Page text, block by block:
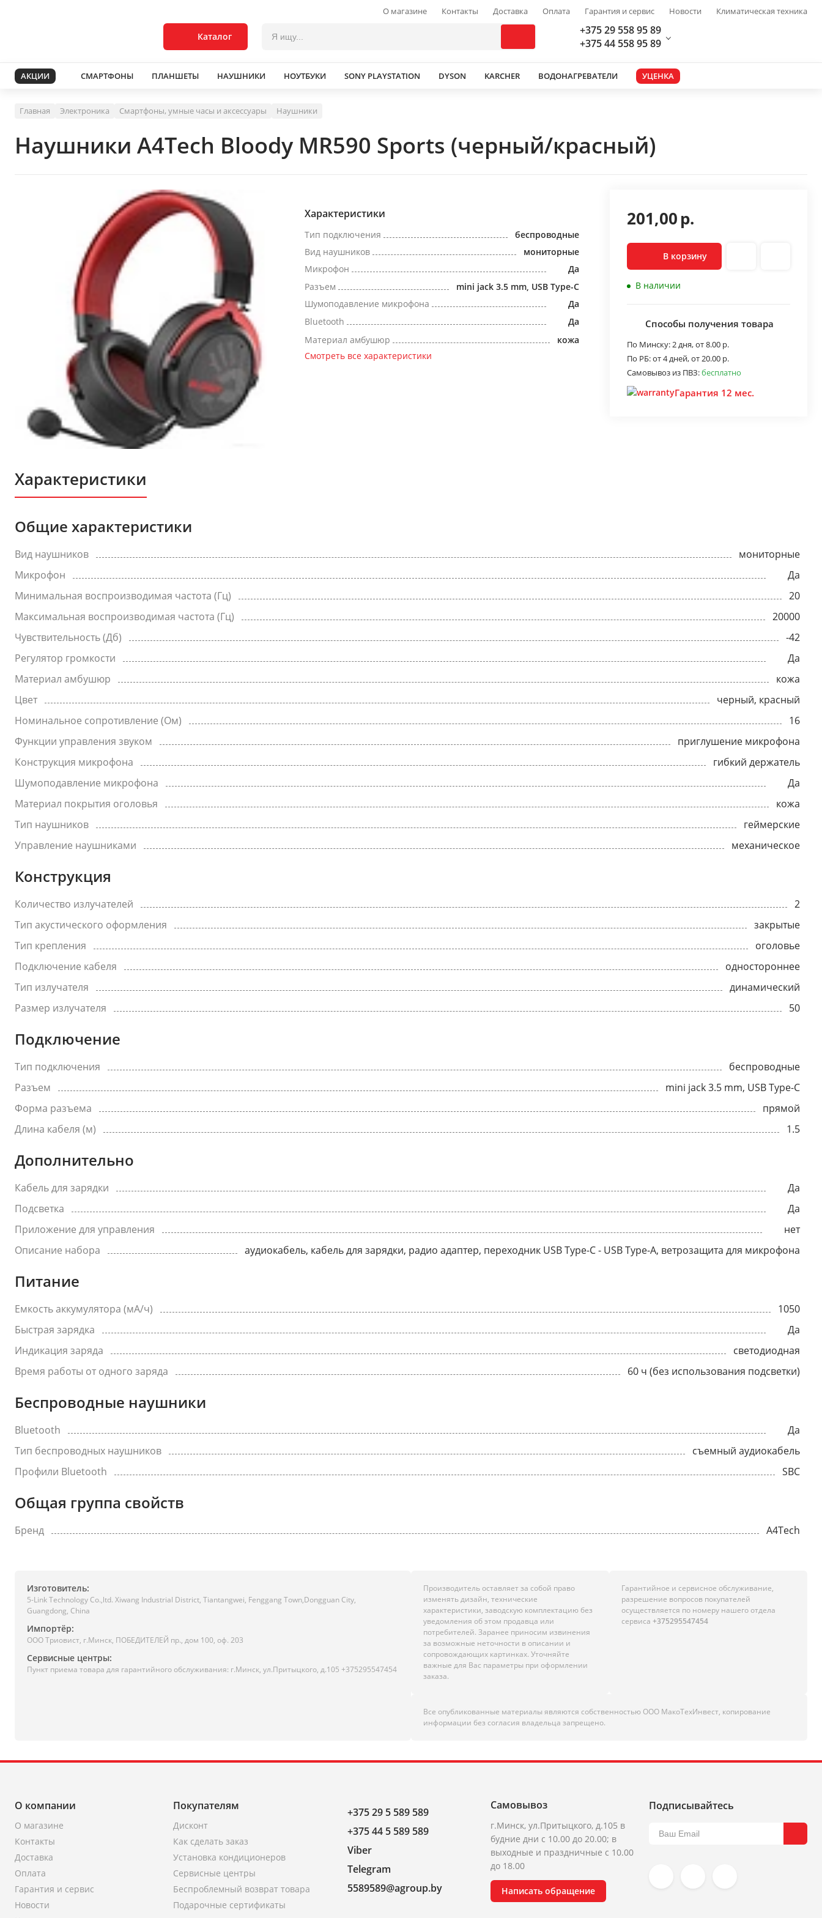
О магазине Контакты Доставка Оплата Гарантия и сервис Новости Климатическая техника
Каталог
+375 29 558 95 89
+375 44 558 95 89
АКЦИИ СМАРТФОНЫ ПЛАНШЕТЫ НАУШНИКИ НОУТБУКИ SONY PLAYSTATION DYSON KARCHER ВОДОНАГРЕВАТЕЛИ УЦЕНКА
Главная Электроника Смартфоны, умные часы и аксессуары Наушники
Наушники A4Tech Bloody MR590 Sports (черный/красный)
Характеристики
Тип подключения
беспроводные
Вид наушников
мониторные
Микрофон
Да
Разъем
mini jack 3.5 mm, USB Type-C
Шумоподавление микрофона
Да
Bluetooth
Да
Материал амбушюр
кожа
Смотреть все характеристики
201,00р.
В корзину
В наличии
Способы получения товара
По Минску:2 дня,от 8.00 р.
По РБ:от 4 дней,от 20.00 р.
Самовывоз из ПВЗ:бесплатно
Гарантия 12 мес.
Характеристики
Общие характеристики
Вид наушников
мониторные
Микрофон
Да
Минимальная воспроизводимая частота (Гц)
20
Максимальная воспроизводимая частота (Гц)
20000
Чувствительность (Дб)
-42
Регулятор громкости
Да
Материал амбушюр
кожа
Цвет
черный, красный
Номинальное сопротивление (Ом)
16
Функции управления звуком
приглушение микрофона
Конструкция микрофона
гибкий держатель
Шумоподавление микрофона
Да
Материал покрытия оголовья
кожа
Тип наушников
геймерские
Управление наушниками
механическое
Конструкция
Количество излучателей
2
Тип акустического оформления
закрытые
Тип крепления
оголовье
Подключение кабеля
одностороннее
Тип излучателя
динамический
Размер излучателя
50
Подключение
Тип подключения
беспроводные
Разъем
mini jack 3.5 mm, USB Type-C
Форма разъема
прямой
Длина кабеля (м)
1.5
Дополнительно
Кабель для зарядки
Да
Подсветка
Да
Приложение для управления
нет
Описание набора
аудиокабель, кабель для зарядки, радио адаптер, переходник USB Type-C - USB Type-A, ветрозащита для микрофона
Питание
Емкость аккумулятора (мА/ч)
1050
Быстрая зарядка
Да
Индикация заряда
светодиодная
Время работы от одного заряда
60 ч (без использования подсветки)
Беспроводные наушники
Bluetooth
Да
Тип беспроводных наушников
съемный аудиокабель
Профили Bluetooth
SBC
Общая группа свойств
Бренд A4Tech
Изготовитель:
5-Link Technology Co.,ltd. Xiwang Industrial District, Tiantangwei, Fenggang Town,Dongguan City,
Guangdong, China
Импортёр:
ООО Триовист, г.Минск, ПОБЕДИТЕЛЕЙ пр., дом 100, оф. 203
Сервисные центры:
Пункт приема товара для гарантийного обслуживания: г.Минск, ул.Притыцкого, д.105 +375295547454
Производитель оставляет за собой право
изменять дизайн, технические
характеристики, заводскую комплектацию без
уведомления об этом продавца или
потребителей. Заранее приносим извинения
за возможные неточности в описании и
сопровождающих картинках. Уточняйте
важные для Вас параметры при оформлении
заказа.
Гарантийное и сервисное обслуживание,
разрешение вопросов покупателей
осуществляется по номеру нашего отдела
сервиса +375295547454
Все опубликованные материалы являются собственностью ООО МакоТехИнвест, копирование
информации без согласия владельца запрещено.
О компании
О магазине
Контакты
Доставка
Оплата
Гарантия и сервис
Новости
Покупателям
Дисконт
Как сделать заказ
Установка кондиционеров
Сервисные центры
Беспроблемный возврат товара
Подарочные сертификаты
+375 29 5 589 589
+375 44 5 589 589
Viber
Telegram
5589589@agroup.by
Самовывоз
г.Минск, ул.Притыцкого, д.105 в
будние дни с 10.00 до 20.00; в
выходные и праздничные с 10.00
до 18.00
Написать обращение
Подписывайтесь